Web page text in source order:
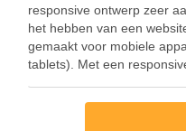
responsive ontwerp zeer
het hebben van een
gemaakt voor mobiele
tablets). Met een